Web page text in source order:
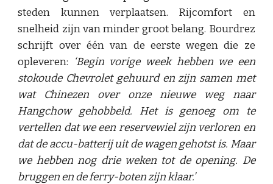
steden kunnen verplaatsen. Rijcomfort en
snelheid zijn van minder groot belang. Bourdrez
schrijft over één van de eerste wegen die ze
opleveren:
‘Begin vorige week hebben we een
stokoude Chevrolet gehuurd en zijn samen met
wat Chinezen over onze nieuwe weg naar
Hangchow gehobbeld. Het is genoeg om te
vertellen dat we een reservewiel zijn verloren en
dat de accu-batterij uit de wagen gehotst is. Maar
we hebben nog drie weken tot de opening. De
bruggen en de ferry-boten zijn klaar.’